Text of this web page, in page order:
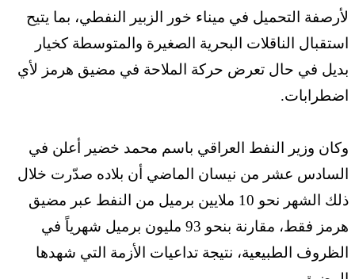
لأرصفة التحميل في ‏ميناء خور الزبير النفطي، بما يتيح
استقبال الناقلات البحرية الصغيرة ‏والمتوسطة كخيار
بديل في حال تعرض حركة الملاحة في مضيق هرمز ‏لأي
اضطرابات‎.‎
وكان وزير النفط العراقي باسم محمد خضير أعلن في
السادس عشر من ‏نيسان الماضي أن بلاده صدّرت خلال
ذلك الشهر نحو 10 ملايين برميل من ‏النفط عبر مضيق
هرمز فقط، مقارنة بنحو 93 مليون برميل شهرياً في
‏الظروف الطبيعية، نتيجة تداعيات الأزمة التي شهدها